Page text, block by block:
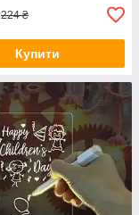
224 ₴
Купити